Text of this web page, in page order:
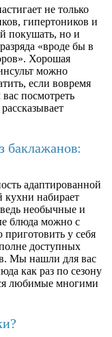
не только
гипертоников и
покушать, но и
«вроде бы в
Хорошая
можно
если вовремя
посмотреть
баклажанов:
адаптированной
кухни набирает
необычные и
блюда можно с
приготовить у себя
доступных
Мы нашли для вас
как раз по сезону
любимые многими